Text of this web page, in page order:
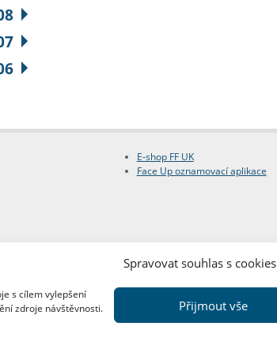
Spravovat souhlas s cookies
s cílem vylepšení
zdroje návštěvnosti.
Přijmout vše
E-shop FF UK
Face Up oznamovací aplikace